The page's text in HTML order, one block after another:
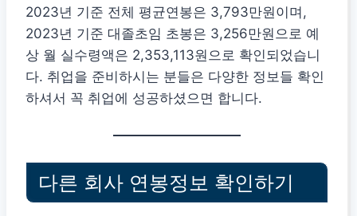
2023년 기준 전체 평균연봉은 3,793만원이며,
2023년 기준 대졸초임 초봉은 3,256만원으로 예
상 월 실수령액은 2,353,113원으로 확인되었습니
다. 취업을 준비하시는 분들은 다양한 정보들 확인
하셔서 꼭 취업에 성공하셨으면 합니다.
다른 회사 연봉정보 확인하기